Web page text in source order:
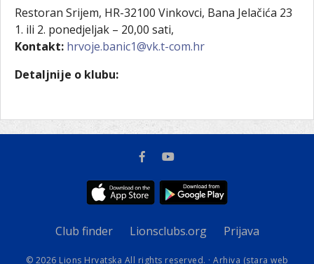
Restoran Srijem, HR-32100 Vinkovci, Bana Jelačića 23
1. ili 2. ponedjeljak – 20,00 sati,
Kontakt: hrvoje.banic1@vk.t-com.hr
Detaljnije o klubu:
Club finder Lionsclubs.org Prijava
© 2026 Lions Hrvatska All rights reserved. · Arhiva (stara web